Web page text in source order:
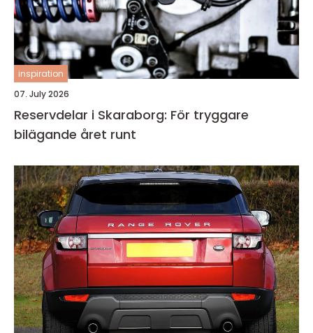
inspiration
07. July 2026
Reservdelar i Skaraborg: För tryggare
bilägande året runt